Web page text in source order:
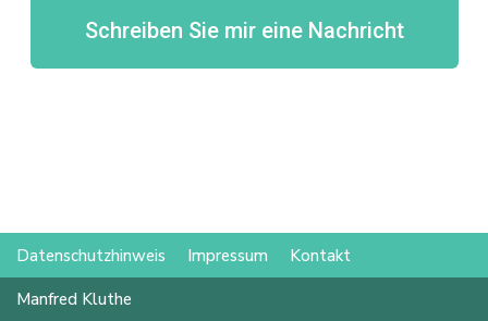
Schreiben Sie mir eine Nachricht
Datenschutzhinweis Impressum Kontakt
Manfred Kluthe